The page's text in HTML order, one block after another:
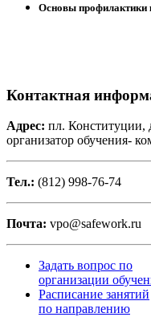
Основы профилактики
Контактная
Адрес: пл. Конституции,
организатор обучения-
Тел.: (812) 998-76-74
Почта: vpo@safework.ru
Задать вопрос по
организации
Расписание занятий
по направлению